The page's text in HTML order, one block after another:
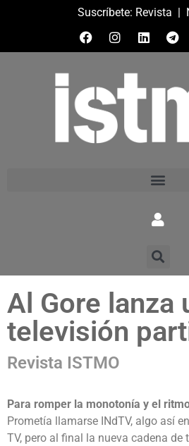
Suscríbete: Revista |
Al Gore lanza
televisión
Revista ISTMO
Para romper la monotonía y el
Prometía llamarse INdTV, algo así
TV, pero al final la nueva cadena de